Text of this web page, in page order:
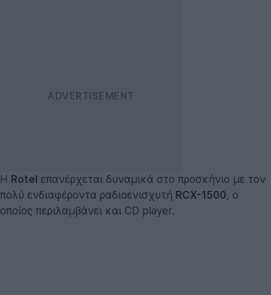
Η Rotel επανέρχεται δυναμικά στο προσκήνιο με τον
πολύ ενδιαφέροντα ραδιοενισχυτή RCX-1500, ο
οποίος περιλαμβάνει και CD player.